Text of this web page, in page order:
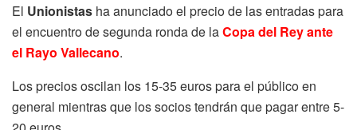
El Unionistas ha anunciado el precio de las entradas para
el encuentro de segunda ronda de laCopa del Rey ante
el Rayo Vallecano.
Los precios oscilan los 15-35 euros para el público en
general mientras que los socios tendrán que pagar entre 5-